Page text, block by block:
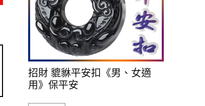
招財 貔貅平安扣《男、女適
用》保平安